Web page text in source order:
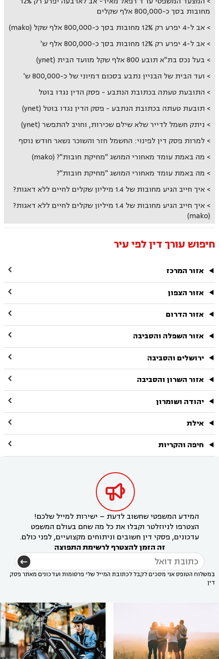
מחובות בסך כ-800,000 אלף שקלים
אב ל-4 יפרע רק 12% מחובות בסך כ-800,000 אלף שקל (mako)
אב ל-4 יפרע רק 12% מחובות בסך כ-800,000 אלף ש'
בעל נכס בת"א תובע 800 אלף שקל מוועד הבית (ynet)
ועד הבית של הבניין נתבע בסכום דמיוני של כ-800,000 ש'
התובעת טעתה בכתובת הנתבע - פסק הדין נגדו בוטל
תובעת טעתה בכתובת הנתבע - פסק הדין נגדו בוטל (ynet)
ניתק חשמל לדייר שלא שילם שכירות, וחויב להתפשר (ynet)
למרות פסק דין לפינוי: החשמל חזר והשוכר נשאר חודש נוסף
מה באמת עומד מאחורי המושג "מחיקת חובות"? (mako)
מה באמת עומד מאחורי המושג "מחיקת חובות"?
איך חייב הגיע מחובות של 1.4 מיליון שקלים לחיים ללא דאגות?
איך חייב הגיע מחובות של 1.4 מיליון שקלים לחיים ללא דאגות?
(mako)
חיפוש עורך דין לפי עיר
אזור המרכז 
אזור הצפון 
אזור הדרום 
אזור השפלה והסביבה 
ירושלים והסביבה 
אזור השרון והסביבה 
יהודה ושומרון 
אילת 
חיפה והקריות 

המידע המשפטי שחשוב לדעת – ישירות למייל שלכם!
הצטרפו לניוזלטר וקבלו את כל מה שחם בעולם המשפט
עדכונים, פסקי דין חשובים וניתוחים מקצועיים, לפני כולם.
זה הזמן להצטרף לרשימת התפוצה
במשלוח הטופס אני מסכים לקבל לכתובת המייל שלי פרסומות ועדכונים מאתר פסק
דין